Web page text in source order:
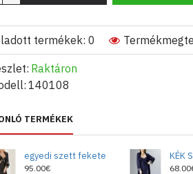
Raktáron
140108
termékek: 0
TERMÉKEK
egyedi szett fekete
95.00€
KÉK